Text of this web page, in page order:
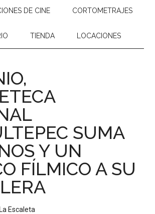
DE CINE CORTOMETRAJES
TIENDA LOCACIONES
SUMA
Y UN
FÍLMICO A SU
La Escaleta